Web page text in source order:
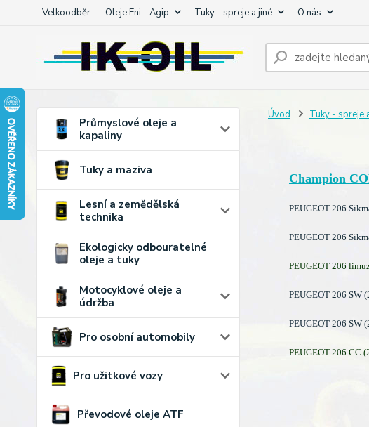
Velkoodběr Oleje Eni - Agip Tuky - spreje a jiné O nás
Průmyslové oleje a
kapaliny
Tuky a maziva
Lesní a zemědělská
technika
Ekologicky odbouratelné
oleje a tuky
Motocyklové oleje a
údržba
Pro osobní automobily
Pro užitkové vozy
Převodové oleje ATF
Úvod Tuky - spreje
Champion
PEUGEOT 206
PEUGEOT 206
PEUGEOT 206
PEUGEOT 206 SW
PEUGEOT 206 SW
PEUGEOT 206 CC